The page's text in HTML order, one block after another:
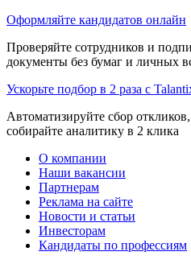
Оформляйте кандидатов онлайн
Проверяйте сотрудников и
документы без бумаг и личных
Ускорьте подбор в 2 раза с
Автоматизируйте сбор
собирайте аналитику в 2 клика
О компании
Наши вакансии
Партнерам
Реклама на сайте
Новости и статьи
Инвесторам
Кандидаты по профессиям